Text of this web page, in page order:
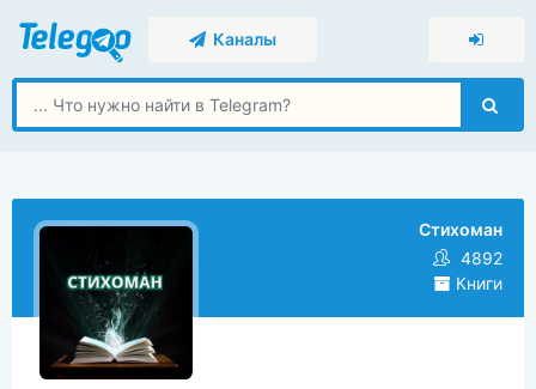
Каналы
Стихоман
4892
Книги